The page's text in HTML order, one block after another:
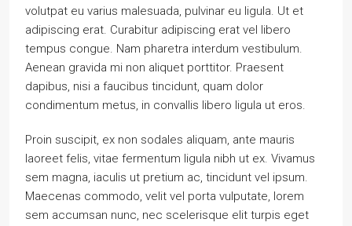
volutpat eu varius malesuada, pulvinar eu ligula. Ut et
adipiscing erat. Curabitur adipiscing erat vel libero
tempus congue. Nam pharetra interdum vestibulum.
Aenean gravida mi non aliquet porttitor. Praesent
dapibus, nisi a faucibus tincidunt, quam dolor
condimentum metus, in convallis libero ligula ut eros.
Proin suscipit, ex non sodales aliquam, ante mauris
laoreet felis, vitae fermentum ligula nibh ut ex. Vivamus
sem magna, iaculis ut pretium ac, tincidunt vel ipsum.
Maecenas commodo, velit vel porta vulputate, lorem
sem accumsan nunc, nec scelerisque elit turpis eget